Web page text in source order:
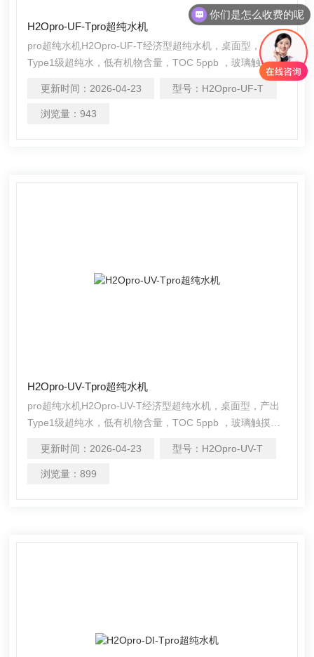
H2Opro-UF-Tpro超纯水机
pro超纯水机H2Opro-UF-T经济型超纯水机，桌面型，产出
Type1级超纯水，低有机物含量，TOC 5ppb ，玻璃触摸屏
更新时间： 2026-04-23 型号： H2Opro-UF-T
浏览量： 943
H2Opro-UV-Tpro超纯水机
pro超纯水机H2Opro-UV-T经济型超纯水机，桌面型，产出
Type1级超纯水，低有机物含量，TOC 5ppb ，玻璃触摸屏
更新时间： 2026-04-23 型号： H2Opro-UV-T
浏览量： 899
你们是怎么收费的呢